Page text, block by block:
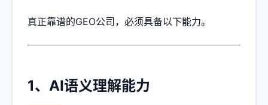
真正靠谱的GEO公司，必须具备以下能力。
1、AI语义理解能力